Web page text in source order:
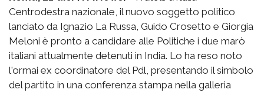
Centrodestra nazionale, il nuovo soggetto politico
lanciato da Ignazio La Russa, Guido Crosetto e Giorgia
Meloni è pronto a candidare alle Politiche i due marò
italiani attualmente detenuti in India. Lo ha reso noto
l'ormai ex coordinatore del Pdl, presentando il simbolo
del partito in una conferenza stampa nella galleria